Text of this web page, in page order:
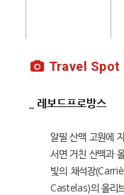
Travel Spot
_ 레보드프로방스
알필 산맥 고원에
서면 거친 산맥과
빛의 채석장
Castelas)의 올리